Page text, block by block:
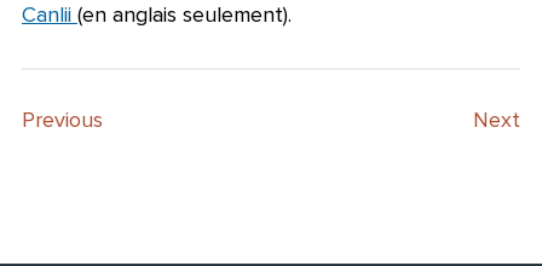
Canlii (en anglais seulement).
Previous Next